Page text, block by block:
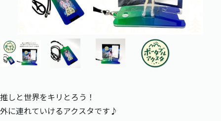
推しと世界をキリとろう！
外に連れていけるアクスタです♪